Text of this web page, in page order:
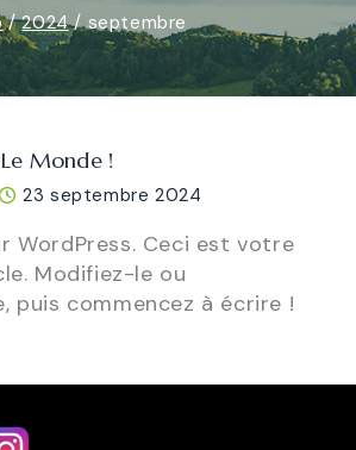
/ 2024 / septembre
Monde !
23 septembre 2024
WordPress. Ceci est votre
Modifiez-le ou
puis commencez à écrire !